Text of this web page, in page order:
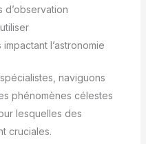
d’observation
l’astronomie
naviguons
phénomènes célestes
lesquelles des
cruciales.